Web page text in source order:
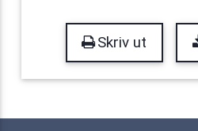
Skriv ut